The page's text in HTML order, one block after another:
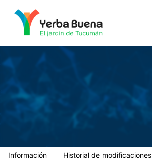
Información Historial de modificaciones